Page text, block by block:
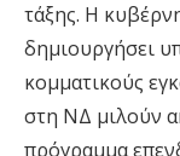
τάξης. Η
δημιουργήσει
κομματικούς
στη ΝΔ μιλούν
πρόγραμμα